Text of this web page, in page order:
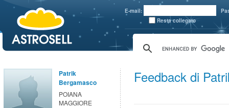
E-mail:
Resta collegato
Patrik
Bergamasco
POIANA
MAGGIORE
Feedback di